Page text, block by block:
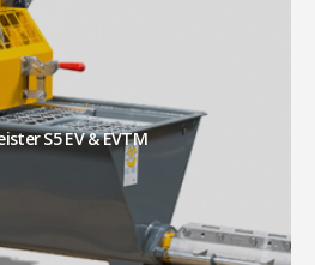
PFT ZP 3 M